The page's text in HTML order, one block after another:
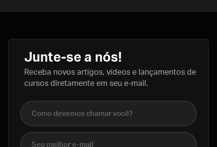
Junte-se a nós!
Receba novos artigos, vídeos e lançamentos de
cursos diretamente em seu e-mail.
Nome completo
E-mail